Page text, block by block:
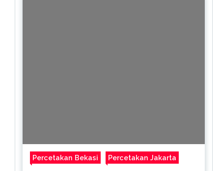
Percetakan Bekasi Percetakan Jakarta